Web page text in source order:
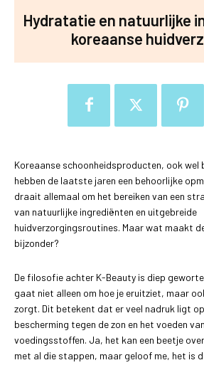
Hydratatie en natuurlijke
koreaanse
Koreaanse schoonheidsproducten, ook wel
hebben de laatste jaren een behoorlijke
draait allemaal om het bereiken van een
van natuurlijke ingrediënten en uitgebreide
huidverzorgingsroutines. Maar wat maakt
bijzonder?
De filosofie achter K-Beauty is diep
gaat niet alleen om hoe je eruitziet, maar
zorgt. Dit betekent dat er veel nadruk ligt
bescherming tegen de zon en het voeden
voedingsstoffen. Ja, het kan een beetje
met al die stappen, maar geloof me, het is